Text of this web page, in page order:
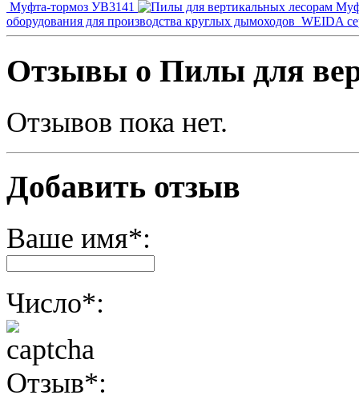
Муфта-тормоз УВ3141
оборудования для производства круглых дымоходов WEIDA
Отзывы о Пилы для
Отзывов пока нет.
Добавить отзыв
Ваше имя*:
Число*:
Отзыв*: